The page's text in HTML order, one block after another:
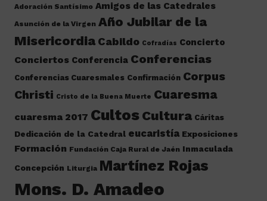
Adoración Santísimo Amigos de las Catedrales
Asunción de la Virgen Año Jubilar de la
Misericordia Cabildo Cofradías Concierto
Conciertos Conferencia Conferencias
Conferencias Cuaresmales Confirmación Corpus
Christi Cristo de la Buena Muerte Cuaresma
cuaresma 2017 Cultos Cultura Cáritas
Dedicación de la Catedral eucaristía Exposiciones
Formación Fundación Caja Rural de Jaén Inmaculada
Concepción Liturgia Martínez Rojas
Mons. D. Amadeo